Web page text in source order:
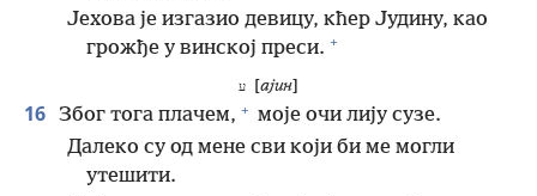
Јехова је изгазио девицу, кћер Јудину, као
грожђе у винској преси. +
ע ајин
16 Због тога плачем, + моје очи лију сузе.
Далеко су од мене сви који би ме могли
утешити.